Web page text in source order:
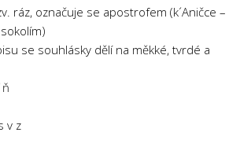
ráz, označuje se apostrofem (k´Aničce –
se souhlásky dělí na měkké, tvrdé a
v z